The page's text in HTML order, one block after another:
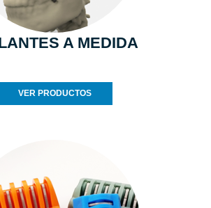
A MEDIDA
VER PRODUCTOS